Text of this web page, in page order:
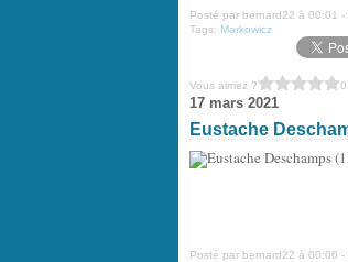
Posté par bernard22 à 00:01 -
Tags: Markowicz
Vous aimez ?
17 mars 2021
Eustache
Posté par bernard22 à 00:06 -